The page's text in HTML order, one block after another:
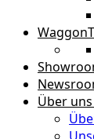
Über uns